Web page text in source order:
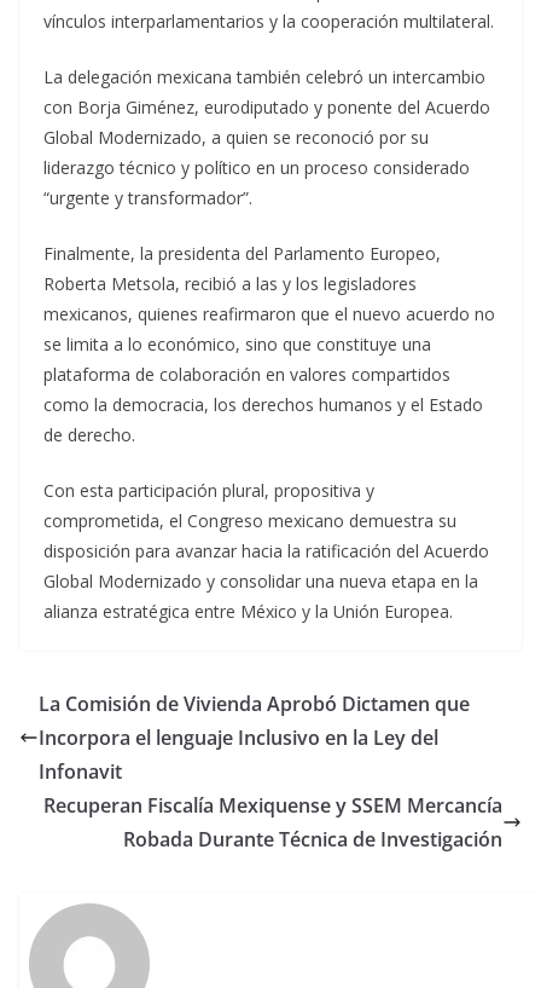
vínculos interparlamentarios y la cooperación multilateral.
La delegación mexicana también celebró un intercambio
con Borja Giménez, eurodiputado y ponente del Acuerdo
Global Modernizado, a quien se reconoció por su
liderazgo técnico y político en un proceso considerado
“urgente y transformador”.
Finalmente, la presidenta del Parlamento Europeo,
Roberta Metsola, recibió a las y los legisladores
mexicanos, quienes reafirmaron que el nuevo acuerdo no
se limita a lo económico, sino que constituye una
plataforma de colaboración en valores compartidos
como la democracia, los derechos humanos y el Estado
de derecho.
Con esta participación plural, propositiva y
comprometida, el Congreso mexicano demuestra su
disposición para avanzar hacia la ratificación del Acuerdo
Global Modernizado y consolidar una nueva etapa en la
alianza estratégica entre México y la Unión Europea.
La Comisión de Vivienda Aprobó Dictamen que
Incorpora el lenguaje Inclusivo en la Ley del
Infonavit
Recuperan Fiscalía Mexiquense y SSEM Mercancía
Robada Durante Técnica de Investigación